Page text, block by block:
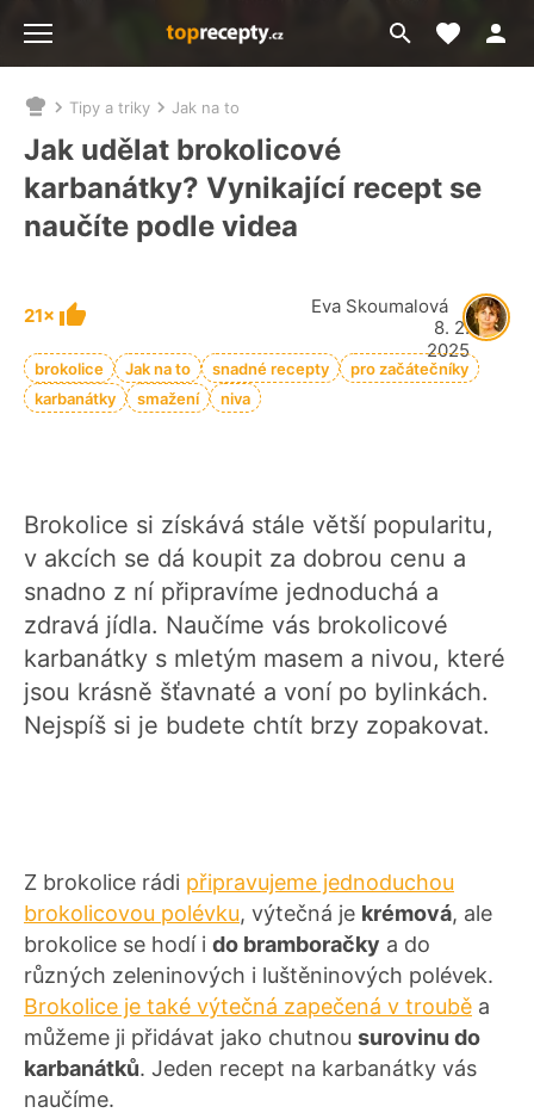
Přejít
na
Moje
Nacházíte
se
zde:
Tipy a triky Jak na to
Jak udělat brokolicové
karbanátky? Vynikající recept se
naučíte podle videa
21×
Eva Skoumalová
8. 2.
2025
brokolice Jak na to snadné recepty
pro začátečníky
karbanátky
smažení niva
Brokolice si získává stále větší popularitu,
v akcích se dá koupit za dobrou cenu a
snadno z ní připravíme jednoduchá a
zdravá jídla. Naučíme vás brokolicové
karbanátky s mletým masem a nivou, které
jsou krásně šťavnaté a voní po bylinkách.
Nejspíš si je budete chtít brzy zopakovat.
Z brokolice rádi připravujeme jednoduchou
brokolicovou polévku, výtečná je krémová, ale
brokolice se hodí i do bramboračky a do
různých zeleninových i luštěninových polévek.
Brokolice je také výtečná zapečená v troubě a
můžeme ji přidávat jako chutnou surovinu do
karbanátků. Jeden recept na karbanátky vás
naučíme.